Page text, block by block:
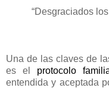
“Desgraciados
Una de las claves de
es el protocolo
entendida y aceptada